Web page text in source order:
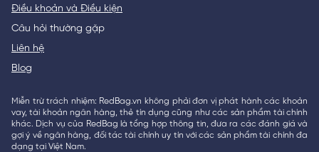
Điều khoản và Điều kiện
Câu hỏi thường gặp
Liên hệ
Blog
Miễn trừ trách nhiệm: RedBag.vn không phải đơn vị phát hành các khoản
vay, tài khoản ngân hàng, thẻ tín dụng cũng như các sản phẩm tài chính
khác. Dịch vụ của RedBag là tổng hợp thông tin, đưa ra các đánh giá và
gợi ý về ngân hàng, đối tác tài chính uy tín với các sản phẩm tài chính đa
dạng tại Việt Nam.